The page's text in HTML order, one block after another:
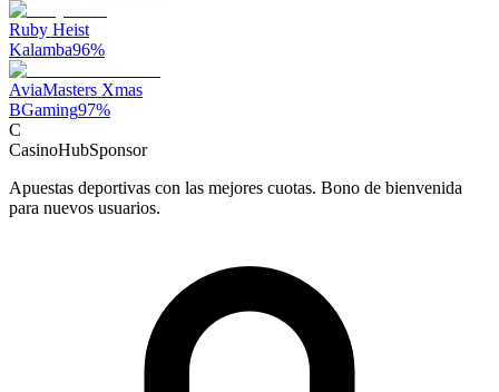
Ruby Heist
Kalamba96%
AviaMasters Xmas
BGaming97%
C
CasinoHubSponsor
Apuestas deportivas con las mejores cuotas. Bono de bienvenida
para nuevos usuarios.